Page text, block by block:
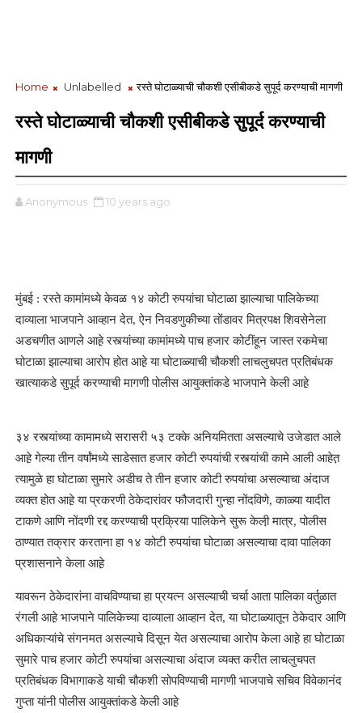
Home Unlabelled रस्ते घोटाळ्याची चौकशी एसीबीकडे सुपूर्द करण्याची मागणी
रस्ते घोटाळ्याची चौकशी एसीबीकडे सुपूर्द करण्याची
मागणी
Anonymous 10 years ago
मुंबई : रस्ते कामांमध्ये केवळ १४ कोटी रुपयांचा घोटाळा झाल्याचा पालिकेच्या
दाव्याला भाजपाने आव्हान देत, ऐन निवडणुकीच्या तोंडावर मित्रपक्ष शिवसेनेला
अडचणीत आणले आहे़ रस्त्यांच्या कामांमध्ये पाच हजार कोटींहून जास्त रकमेचा
घोटाळा झाल्याचा आरोप होत आहे़ या घोटाळ्याची चौकशी लाचलुचपत प्रतिबंधक
खात्याकडे सुपूर्द करण्याची मागणी पोलीस आयुक्तांकडे भाजपाने केली आहे़
३४ रस्त्यांच्या कामामध्ये सरासरी ५३ टक्के अनियमितता असल्याचे उजेडात आले
आहे़ गेल्या तीन वर्षांमध्ये साडेसात हजार कोटी रुपयांची रस्त्यांची कामे आली आहेत़
त्यामुळे हा घोटाळा सुमारे अडीच ते तीन हजार कोटी रुपयांचा असल्याचा अंदाज
व्यक्त होत आहे़ या प्रकरणी ठेकेदारांवर फौजदारी गुन्हा नोंदविणे, काळ्या यादीत
टाकणे आणि नोंदणी रद्द करण्याची प्रक्रिया पालिकेने सुरू केली़ मात्र, पोलीस
ठाण्यात तक्रार करताना हा १४ कोटी रुपयांचा घोटाळा असल्याचा दावा पालिका
प्रशासनाने केला आहे़
यावरून ठेकेदारांना वाचविण्याचा हा प्रयत्न असल्याची चर्चा आता पालिका वर्तुळात
रंगली आहे़ भाजपाने पालिकेच्या दाव्याला आव्हान देत, या घोटाळ्यातून ठेकेदार आणि
अधिकाऱ्यांचे संगनमत असल्याचे दिसून येत असल्याचा आरोप केला आहे़ हा घोटाळा
सुमारे पाच हजार कोटी रुपयांचा असल्याचा अंदाज व्यक्त करीत लाचलुचपत
प्रतिबंधक विभागाकडे याची चौकशी सोपविण्याची मागणी भाजपाचे सचिव विवेकानंद
गुप्ता यांनी पोलीस आयुक्तांकडे केली आहे़